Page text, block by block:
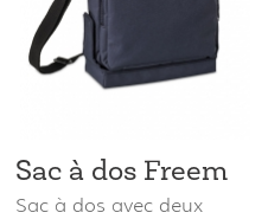
Sac à dos Freem
Sac à dos avec deux